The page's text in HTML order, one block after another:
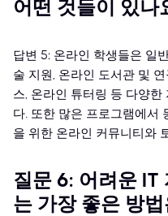
어떤 것들이 있나
답변 5: 온라인 학생들은 일
술 지원, 온라인 도서관 및
스, 온라인 튜터링 등 다양
다. 또한 많은 프로그램에서
을 위한 온라인 커뮤니티와
질문 6: 어려운 IT
는 가장 좋은 방